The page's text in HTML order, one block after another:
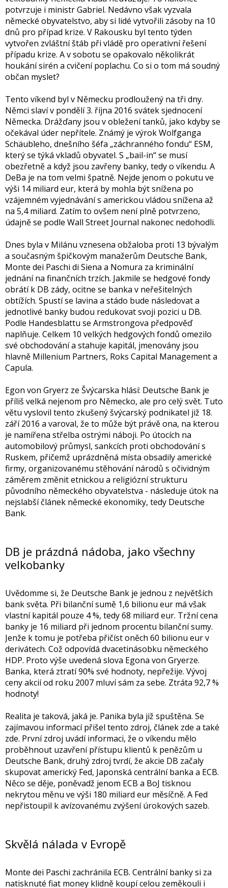
potvrzuje i ministr Gabriel. Nedávno však vyzvala
německé obyvatelstvo, aby si lidé vytvořili zásoby na 10
dnů pro případ krize. V Rakousku byl tento týden
vytvořen zvláštní štáb při vládě pro operativní řešení
případu krize. A v sobotu se opakovalo několikrát
houkání sirén a cvičení poplachu. Co si o tom má soudný
občan myslet?
Tento víkend byl v Německu prodloužený na tři dny.
Němci slaví v pondělí 3. října 2016 svátek sjednocení
Německa. Drážďany jsou v obležení tanků, jako kdyby se
očekával úder nepřítele. Známý je výrok Wolfganga
Schäubleho, dnešního šéfa „záchranného fondu“ ESM,
který se týká vkladů obyvatel. S „bail-in“ se musí
obezřetně a když jsou zavřeny banky, tedy o víkendu. A
DeBa je na tom velmi špatně. Nejde jenom o pokutu ve
výši 14 miliard eur, která by mohla být snížena po
vzájemném vyjednávání s americkou vládou snížena až
na 5,4 miliard. Zatím to ovšem není plně potvrzeno,
údajně se podle Wall Street Journal nakonec nedohodli.
Dnes byla v Milánu vznesena obžaloba proti 13 bývalým
a současným špičkovým manažerům Deutsche Bank,
Monte dei Paschi di Siena a Nomura za kriminální
jednání na finančních trzích. Jakmile se hedgové fondy
obrátí k DB zády, ocitne se banka v neřešitelných
obtížích. Spustí se lavina a stádo bude následovat a
jednotlivé banky budou redukovat svoji pozici u DB.
Podle Handesblattu se Armstrongova předpověď
naplňuje. Celkem 10 velkých hedgových fondů omezilo
své obchodování a stahuje kapitál, jmenovány jsou
hlavně Millenium Partners, Roks Capital Management a
Capula.
Egon von Gryerz ze Švýcarska hlásí: Deutsche Bank je
příliš velká nejenom pro Německo, ale pro celý svět. Tuto
větu vyslovil tento zkušený švýcarský podnikatel již 18.
září 2016 a varoval, že to může být právě ona, na kterou
je namířena střelba ostrými náboji. Po útocích na
automobilový průmysl, sankcích proti obchodování s
Ruskem, přičemž uprázdněná místa obsadily americké
firmy, organizovanému stěhování národů s očividným
záměrem změnit etnickou a religiózní strukturu
původního německého obyvatelstva - následuje útok na
nejslabší článek německé ekonomiky, tedy Deutsche
Bank.
DB je prázdná nádoba, jako všechny
velkobanky
Uvědomme si, že Deutsche Bank je jednou z největších
bank světa. Při bilanční sumě 1,6 bilionu eur má však
vlastní kapitál pouze 4 %, tedy 68 miliard eur. Tržní cena
banky je 16 miliard při jednom procentu bilanční sumy.
Jenže k tomu je potřeba přičíst oněch 60 bilionu eur v
derivátech. Což odpovídá dvacetinásobku německého
HDP. Proto výše uvedená slova Egona von Gryerze.
Banka, která ztratí 90% své hodnoty, nepřežije. Vývoj
ceny akcií od roku 2007 mluví sám za sebe. Ztráta 92,7 %
hodnoty!
Realita je taková, jaká je. Panika byla již spuštěna. Se
zajímavou informací přišel tento zdroj, článek zde a také
zde. První zdroj uvádí informaci, že o víkendu mělo
proběhnout uzavření přístupu klientů k penězům u
Deutsche Bank, druhý zdroj tvrdí, že akcie DB začaly
skupovat americký Fed, Japonská centrální banka a ECB.
Něco se děje, poněvadž jenom ECB a BoJ tisknou
nekrytou měnu ve výši 180 miliard eur měsíčně. A Fed
nepřistoupil k avízovanému zvýšení úrokových sazeb.
Skvělá nálada v Evropě
Monte dei Paschi zachránila ECB. Centrální banky si za
natisknuté fiat money klidně koupí celou zeměkouli i